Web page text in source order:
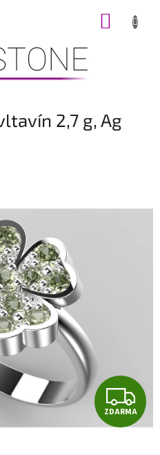
2,7 g, Ag
Z
D
ZDARMA